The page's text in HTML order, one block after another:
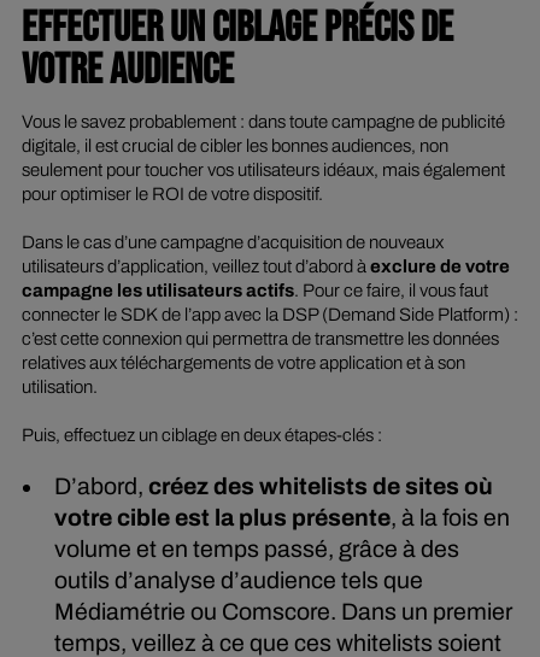
EFFECTUER UN CIBLAGE PRÉCIS DE
VOTRE AUDIENCE
Vous le savez probablement : dans toute campagne de publicité
digitale, il est crucial de cibler les bonnes audiences, non
seulement pour toucher vos utilisateurs idéaux, mais également
pour optimiser le ROI de votre dispositif.
Dans le cas d’une campagne d’acquisition de nouveaux
utilisateurs d’application, veillez tout d’abord àexclure de votre
campagne les utilisateurs actifs. Pour ce faire, il vous faut
connecter le SDK de l’app avec la DSP (Demand Side Platform) :
c’est cette connexion qui permettra de transmettre les données
relatives aux téléchargements de votre application et à son
utilisation.
Puis, effectuez un ciblage en deux étapes-clés :
D’abord,créez deswhitelists de sites où
votre cible est la plus présente, à la fois en
volume et en temps passé, grâce à des
outils d’analyse d’audience tels que
Médiamétrie ou Comscore. Dans un premier
temps, veillez à ce que ceswhitelists soient